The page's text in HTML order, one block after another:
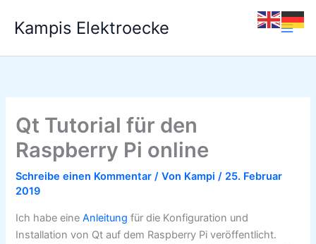
InhaltKampis Elektroecke
Qt Tutorial für den
Raspberry Pi online
Schreibe einen Kommentar / Von Kampi/ 25. Februar
2019
Ich habe eineAnleitung für die Konfiguration und
Installation von Qt auf dem Raspberry Pi veröffentlicht.